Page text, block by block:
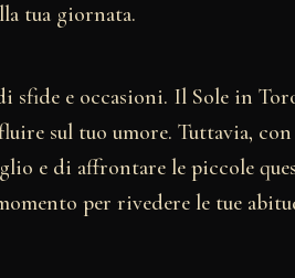
tua giornata.
sfide e occasioni. Il Sole in
sul tuo umore. Tuttavia,
e di affrontare le piccole
per rivedere le tue